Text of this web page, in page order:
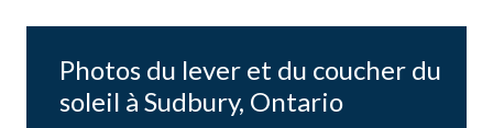
Photos du lever et du coucher du
soleil à Sudbury, Ontario